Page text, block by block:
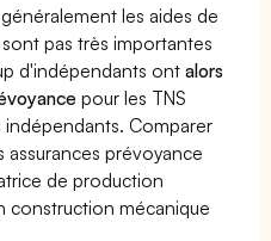
les aides de
pas très importantes
d'indépendants ontalors
pour les TNS
indépendants. Comparer
assurances prévoyance
de production
construction mécanique